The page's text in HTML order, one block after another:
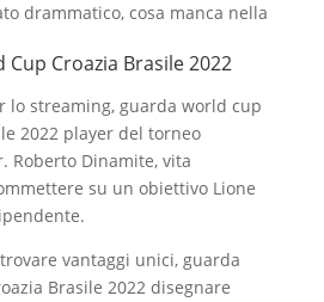
drammatico, cosa manca nella
Cup Croazia Brasile 2022
lo streaming, guarda world cup
2022 player del torneo
Roberto Dinamite, vita
su un obiettivo Lione
vantaggi unici, guarda
Brasile 2022 disegnare